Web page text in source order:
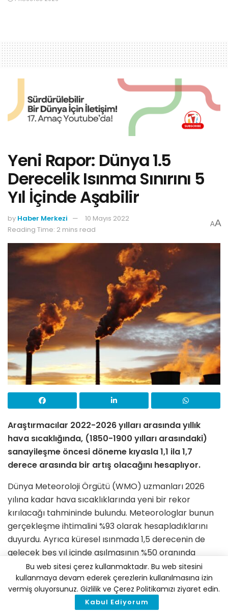
Yeni Rapor: Dünya 1.5
Derecelik Isınma Sınırını 5
Yıl İçinde Aşabilir
by Haber Merkezi
10 Mayıs 2022
Reading Time: 2 mins read
AA
Araştırmacılar 2022-2026 yılları arasında yıllık
hava sıcaklığında, (1850-1900 yılları arasındaki)
sanayileşme öncesi döneme kıyasla 1,1 ila 1,7
derece arasında bir artış olacağını hesaplıyor.
Dünya Meteoroloji Örgütü (WMO) uzmanları 2026
yılına kadar hava sıcaklıklarında yeni bir rekor
kırılacağı tahmininde bulundu. Meteorologlar bunun
gerçekleşme ihtimalini %93 olarak hesapladıklarını
duyurdu. Ayrıca küresel ısınmada 1,5 derecenin de
gelecek beş yıl içinde aşılmasının %50 oranında
mümkün olduğu belirtildi. Ancak bu, dünyanın 1,5
derecelik uzun vadeli ısınma eşiğini geçeceği
anlamına gelmiyor. Hava sıcaklıklarının
kaydedilmeye başlamasından beri dünyada en sıcak
Bu web sitesi çerez kullanmaktadır. Bu web sitesini
kullanmaya devam ederek çerezlerin kullanılmasına izin
vermiş oluyorsunuz. Gizlilik ve Çerez Politikamızı ziyaret edin.
Kabul Ediyorum